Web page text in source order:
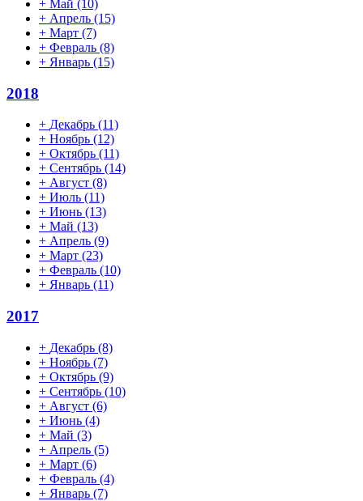
+ Май (10)
+ Апрель (15)
+ Март (7)
+ Февраль (8)
+ Январь (15)
2018
+ Декабрь (11)
+ Ноябрь (12)
+ Октябрь (11)
+ Сентябрь (14)
+ Август (8)
+ Июль (11)
+ Июнь (13)
+ Май (13)
+ Апрель (9)
+ Март (23)
+ Февраль (10)
+ Январь (11)
2017
+ Декабрь (8)
+ Ноябрь (7)
+ Октябрь (9)
+ Сентябрь (10)
+ Август (6)
+ Июнь (4)
+ Май (3)
+ Апрель (5)
+ Март (6)
+ Февраль (4)
+ Январь (7)